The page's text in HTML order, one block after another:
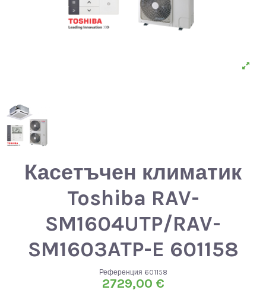
Касетъчен климатик
Toshiba RAV-
SM1604UTP/RAV-
SM1603ATP-E 601158
Референция 601158
2729,00 €